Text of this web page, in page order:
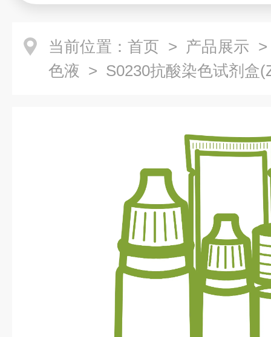
当前位置： 首页 > 产品展示
色液 > S0230抗酸染色试剂盒